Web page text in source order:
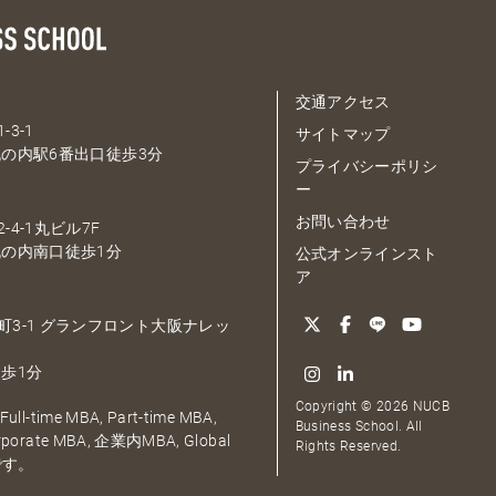
3-1
内駅6番出口徒歩3分
4-1丸ビル7F
内南口徒歩1分
3-1 グランフロント大阪ナレッ
1分
time MBA, Part-time MBA,
MBA, 企業内MBA, Global
。
交通アクセス
サイトマップ
プライバシーポリシ
ー
お問い合わせ
公式オンラインスト
ア
Copyright © 2026 NUCB
Business School. All
Rights Reserved.